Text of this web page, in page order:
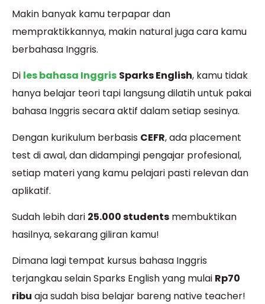
Makin banyak kamu terpapar dan
mempraktikkannya, makin natural juga cara kamu
berbahasa Inggris.
Di les bahasa Inggris Sparks English, kamu tidak
hanya belajar teori tapi langsung dilatih untuk pakai
bahasa Inggris secara aktif dalam setiap sesinya.
Dengan kurikulum berbasis CEFR, ada placement
test di awal, dan didampingi pengajar profesional,
setiap materi yang kamu pelajari pasti relevan dan
aplikatif.
Sudah lebih dari 25.000 students membuktikan
hasilnya, sekarang giliran kamu!
Dimana lagi tempat kursus bahasa Inggris
terjangkau selain Sparks English yang mulai Rp70
ribu aja sudah bisa belajar bareng native teacher!